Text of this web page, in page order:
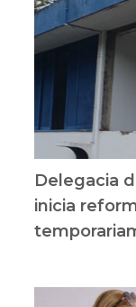
Delegacia
inicia